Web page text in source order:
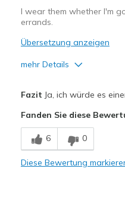
I wear them whether I'm
errands.
Übersetzung anzeigen
mehr Details
Comfortable
Durable
Fazit Ja, ich würde es
Fanden Sie diese
6 0
Diese Bewertung